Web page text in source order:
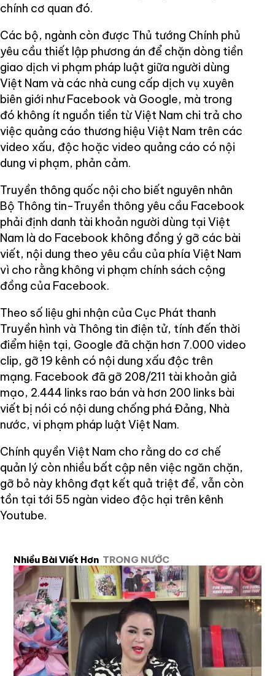
chính cơ quan đó.
Các bộ, ngành còn được Thủ tướng Chính phủ
yêu cầu thiết lập phương án để chặn dòng tiền
giao dịch vi phạm pháp luật giữa người dùng
Việt Nam và các nhà cung cấp dịch vụ xuyên
biên giới như Facebook và Google, mà trong
đó không ít nguồn tiền từ Việt Nam chi trả cho
việc quảng cáo thương hiệu Việt Nam trên các
video xấu, độc hoặc video quảng cáo có nội
dung vi phạm, phản cảm.
Truyền thông quốc nội cho biết nguyên nhân
Bộ Thông tin-Truyền thông yêu cầu Facebook
phải định danh tài khoản người dùng tại Việt
Nam là do Facebook không đồng ý gỡ các bài
viết, nội dung theo yêu cầu của phía Việt Nam
vì cho rằng không vi phạm chính sách cộng
đồng của Facebook.
Theo số liệu ghi nhận của Cục Phát thanh
Truyền hình và Thông tin điện tử, tính đến thời
điểm hiện tại, Google đã chặn hơn 7.000 video
clip, gỡ 19 kênh có nội dung xấu độc trên
mạng. Facebook đã gỡ 208/211 tài khoản giả
mạo, 2.444 links rao bán và hơn 200 links bài
viết bị nói có nội dung chống phá Đảng, Nhà
nước, vi phạm pháp luật Việt Nam.
Chính quyền Việt Nam cho rằng do cơ chế
quản lý còn nhiều bất cập nên việc ngăn chặn,
gỡ bỏ này không đạt kết quả triệt để, vẫn còn
tồn tại tới 55 ngàn video độc hại trên kênh
Youtube.
Nhiều Bài Viết Hơn TRONG NƯỚC